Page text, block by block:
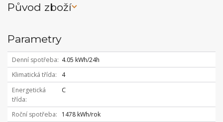
Původ zboží
Parametry
Denní spotřeba 4.05 kWh/24h
Klimatická třída
4
Energetická
třída
C
Roční spotřeba 1478 kWh/rok